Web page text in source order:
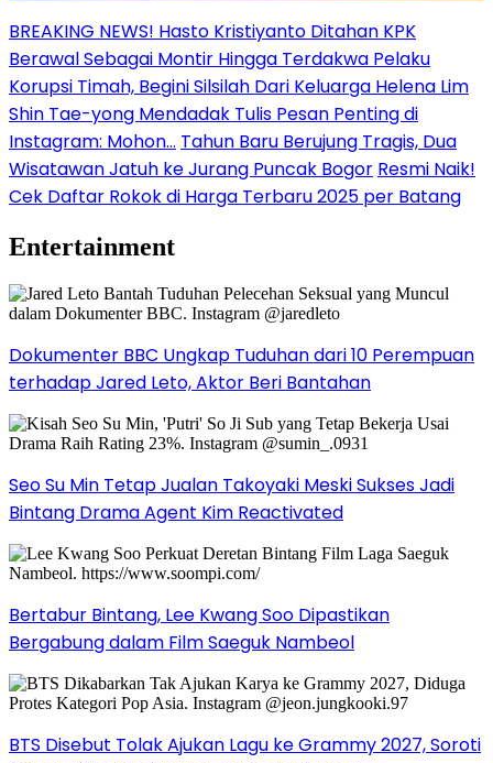
BREAKING NEWS! Hasto Kristiyanto Ditahan KPK
Berawal Sebagai Montir Hingga Terdakwa Pelaku
Korupsi Timah, Begini Silsilah Dari Keluarga Helena Lim
Shin Tae-yong Mendadak Tulis Pesan Penting di
Instagram: Mohon… Tahun Baru Berujung Tragis, Dua
Wisatawan Jatuh ke Jurang Puncak Bogor Resmi Naik!
Cek Daftar Rokok di Harga Terbaru 2025 per Batang
Entertainment
Dokumenter BBC Ungkap Tuduhan dari 10 Perempuan
terhadap Jared Leto, Aktor Beri Bantahan
Seo Su Min Tetap Jualan Takoyaki Meski Sukses Jadi
Bintang Drama Agent Kim Reactivated
Bertabur Bintang, Lee Kwang Soo Dipastikan
Bergabung dalam Film Saeguk Nambeol
BTS Disebut Tolak Ajukan Lagu ke Grammy 2027, Soroti